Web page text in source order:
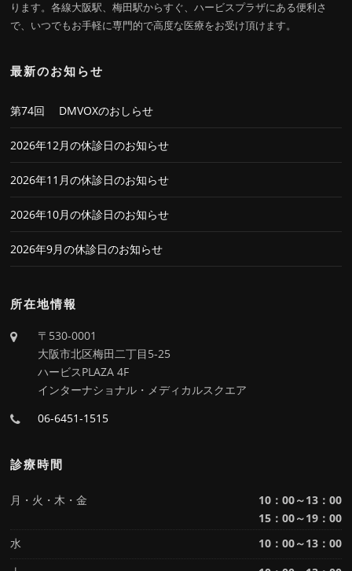
ります。各線大阪駅、梅田駅からすぐ、ハービスプラザにある便利さ
で、いつでもお手軽に専門的で高度な医療をお受け頂けます。
最新のお知らせ
第74回 DMVOXのおしらせ
2026年12月の休診日のお知らせ
2026年11月の休診日のお知らせ
2026年10月の休診日のお知らせ
2026年9月の休診日のお知らせ
所在地情報
〒530-0001
大阪市北区梅田二丁目5-25
ハービスPLAZA 4F
インターナショナル・メディカルスクエア
06-6451-1515
診療時間
月・火・木・金
10：00～13：00
15：00～19：00
水
10：00～13：00